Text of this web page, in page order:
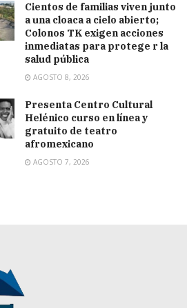
Cientos de familias viven junto
a una cloaca a cielo abierto;
Colonos TK exigen acciones
inmediatas para protege r la
salud pública
AGOSTO 8, 2026
Presenta Centro Cultural
Helénico curso en línea y
gratuito de teatro
afromexicano
AGOSTO 7, 2026